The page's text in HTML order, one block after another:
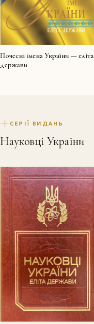
Почесні імена України — еліта
держави
СЕРІЇ ВИДАНЬ
Науковці України